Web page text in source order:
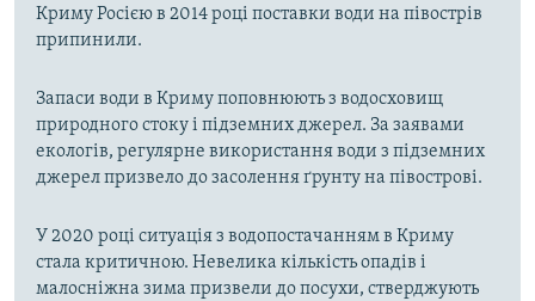
Криму Росією в 2014 році поставки води на півострів
припинили.
Запаси води в Криму поповнюють з водосховищ
природного стоку і підземних джерел. За заявами
екологів, регулярне використання води з підземних
джерел призвело до засолення ґрунту на півострові.
У 2020 році ситуація з водопостачанням в Криму
стала критичною. Невелика кількість опадів і
малосніжна зима призвели до посухи, стверджують